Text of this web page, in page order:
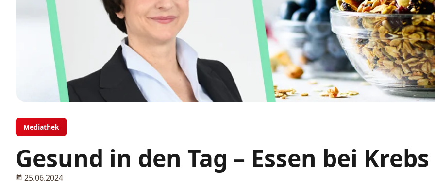
Mediathek
Gesund in den Tag – Essen bei Krebs
25.06.2024